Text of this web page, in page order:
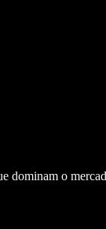
dominam o